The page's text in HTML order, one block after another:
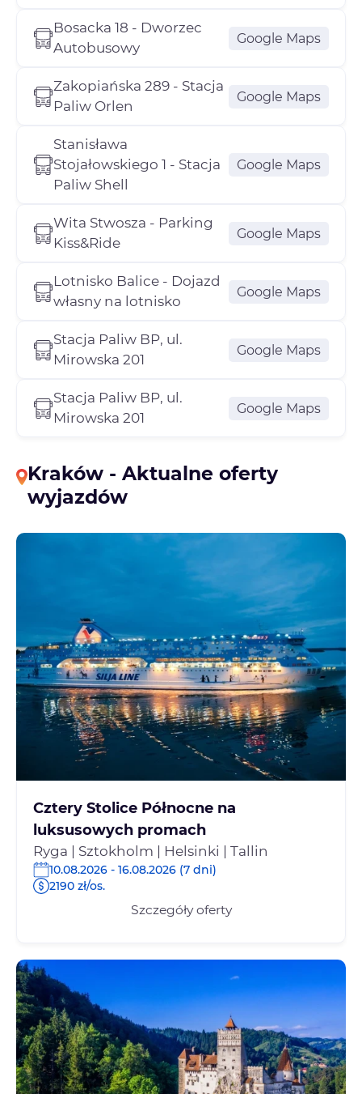
Bosacka 18 - Dworzec
Autobusowy
Google Maps
Zakopiańska 289 - Stacja
Paliw Orlen
Google Maps
Stanisława
Stojałowskiego 1 - Stacja
Paliw Shell
Google Maps
Wita Stwosza - Parking
Kiss&Ride
Google Maps
Lotnisko Balice - Dojazd
własny na lotnisko
Google Maps
Stacja Paliw BP, ul.
Mirowska 201
Google Maps
Stacja Paliw BP, ul.
Mirowska 201
Google Maps
Kraków - Aktualne oferty
wyjazdów
Cztery Stolice Północne na
luksusowych promach
Ryga | Sztokholm | Helsinki | Tallin
10.08.2026 - 16.08.2026 (7 dni)
2190 zł/os.
Szczegóły oferty